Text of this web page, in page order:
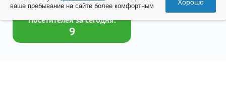
2016935
Посетителей за сегодня:
9
ваше пребывание на сайте более комфортным
Хорошо